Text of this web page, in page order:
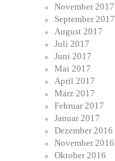
November 2017
September 2017
August 2017
Juli 2017
Juni 2017
Mai 2017
April 2017
März 2017
Februar 2017
Januar 2017
Dezember 2016
November 2016
Oktober 2016